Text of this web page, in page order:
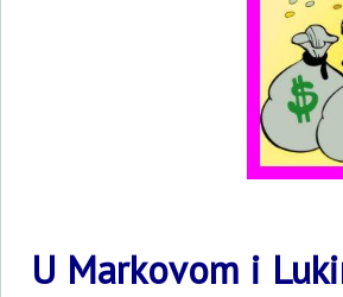
U Markovom i